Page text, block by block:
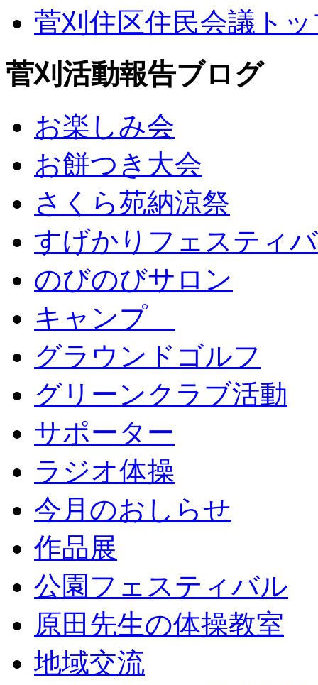
菅刈住区住民会議ト
菅刈活動報告ブログ
お楽しみ会
お餅つき大会
さくら苑納涼祭
すげかりフェスティ
のびのびサロン
キャンプ
グラウンドゴルフ
グリーンクラブ活動
サポーター
ラジオ体操
今月のおしらせ
作品展
公園フェスティバル
原田先生の体操教室
地域交流